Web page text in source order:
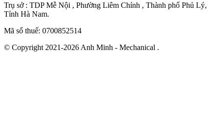
Trụ sở : TDP Mễ Nội , Phường Liêm Chính , Thành phố Phủ Lý,
Tỉnh Hà Nam.
Mã số thuế: 0700852514
© Copyright 2021-2026 Anh Minh - Mechanical .